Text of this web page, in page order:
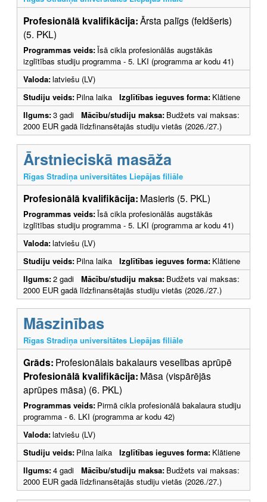
Profesionālā kvalifikācija:Ārsta palīgs (feldšeris)
(5. PKL)
Programmas veids:Īsā cikla profesionālās augstākās
izglītības studiju programma - 5. LKI (programma ar kodu 41)
Valoda:latviešu (LV)
Studiju veids: Pilna laika Izglītības ieguves forma: Klātiene
Ilgums:3 gadi Mācību/studiju maksa: Budžets vai maksas:
2000 EUR gadā līdzfinansētajās studiju vietās (2026./27.)
Ārstnieciskā masāža
Rīgas Stradiņa universitātes Liepājas filiāle
Profesionālā kvalifikācija: Masieris (5. PKL)
Programmas veids:Īsā cikla profesionālās augstākās
izglītības studiju programma - 5. LKI (programma ar kodu 41)
Valoda:latviešu (LV)
Studiju veids: Pilna laika Izglītības ieguves forma: Klātiene
Ilgums:2 gadi Mācību/studiju maksa: Budžets vai maksas:
2000 EUR gadā līdzfinansētajās studiju vietās (2026./27.)
Māszinības
Rīgas Stradiņa universitātes Liepājas filiāle
Grāds: Profesionālais bakalaurs veselības aprūpē
Profesionālā kvalifikācija: Māsa (vispārējās
aprūpes māsa) (6. PKL)
Programmas veids: Pirmā cikla profesionālā bakalaura studiju
programma - 6. LKI (programma ar kodu 42)
Valoda:latviešu (LV)
Studiju veids: Pilna laika Izglītības ieguves forma: Klātiene
Ilgums:4 gadi Mācību/studiju maksa: Budžets vai maksas:
2000 EUR gadā līdzfinansētajās studiju vietās (2026./27.)